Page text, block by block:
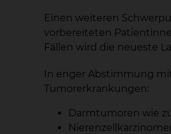
Einen weiteren
vorbereiteten
Fällen wird die neueste
In enger Abstimmung
Tumorerkrankungen:
Darmtumoren wie